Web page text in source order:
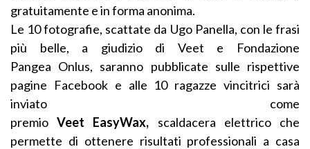
gratuitamente e in forma anonima.
Le 10 fotografie, scattate da Ugo Panella, con le frasi
più belle, a giudizio di Veet e Fondazione
Pangea Onlus, saranno pubblicate sulle rispettive
pagine Facebook e alle 10 ragazze vincitrici sarà
inviato come
premioVeet EasyWax, scaldacera elettrico che
permette di ottenere risultati professionali a casa